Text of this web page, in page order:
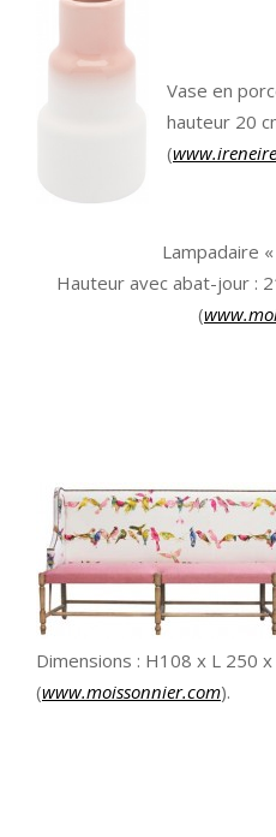
Vase en
hauteur 20
(
Lampadaire «
Hauteur avec abat-jour :
(
Dimensions : H108 x L 250
(www.moissonnier.com).